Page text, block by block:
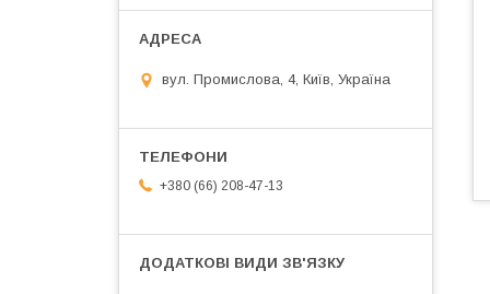
вул. Промислова, 4, Київ, Україна
+380 (66) 208-47-13